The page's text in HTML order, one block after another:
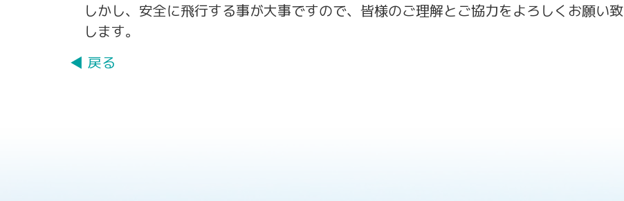
しかし、安全に飛行する事が大事ですので、皆様のご理解とご協力をよろしくお願い致
します。
◀ 戻る